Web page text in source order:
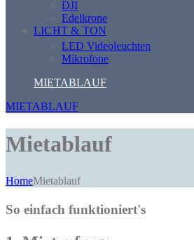
DJI
Edelkrone
LICHT & TON
LED Videoleuchten
Mikrofone
MIETABLAUF
MIETABLAUF
Mietablauf
HomeMietablauf
So einfach funktioniert's